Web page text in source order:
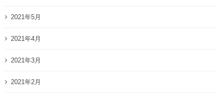
2021年5月
2021年4月
2021年3月
2021年2月